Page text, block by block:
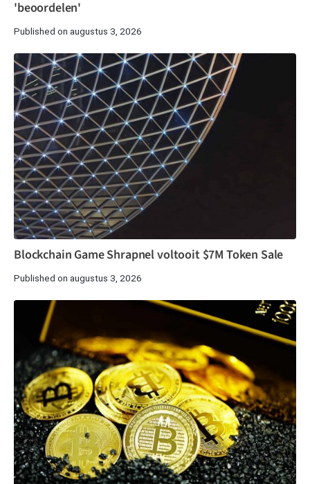
'beoordelen'
Published on augustus 3, 2026
Blockchain Game Shrapnel voltooit $7M Token Sale
Published on augustus 3, 2026